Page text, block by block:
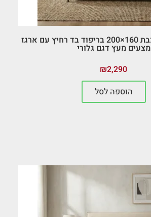
מיטה זוגית מעוצבת 160×200 בריפוד בד רחיץ עם ארגז
מצעים מעץ דגם גלורי
₪2,290
הוספה לסל